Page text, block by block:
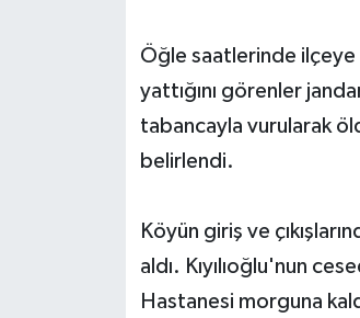
Öğle saatlerinde ilçeye
yattığını görenler
tabancayla vurularak
belirlendi.
Köyün giriş ve
aldı. Kıyılıoğlu'nun
Hastanesi morguna